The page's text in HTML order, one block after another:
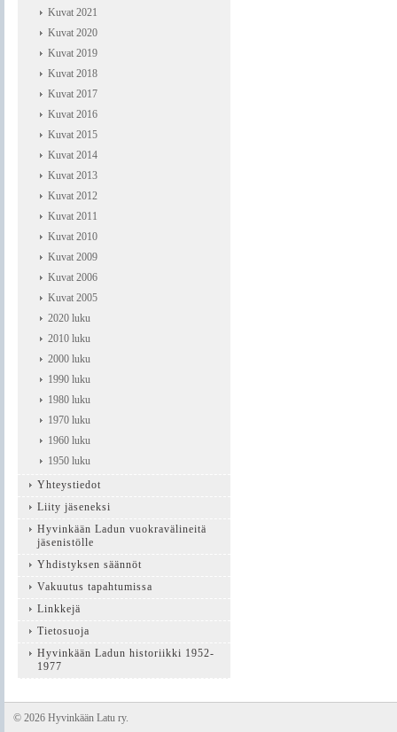
Kuvat 2021
Kuvat 2020
Kuvat 2019
Kuvat 2018
Kuvat 2017
Kuvat 2016
Kuvat 2015
Kuvat 2014
Kuvat 2013
Kuvat 2012
Kuvat 2011
Kuvat 2010
Kuvat 2009
Kuvat 2006
Kuvat 2005
2020 luku
2010 luku
2000 luku
1990 luku
1980 luku
1970 luku
1960 luku
1950 luku
Yhteystiedot
Liity jäseneksi
Hyvinkään Ladun vuokravälineitä
jäsenistölle
Yhdistyksen säännöt
Vakuutus tapahtumissa
Linkkejä
Tietosuoja
Hyvinkään Ladun historiikki 1952-
1977
© 2026 Hyvinkään Latu ry.